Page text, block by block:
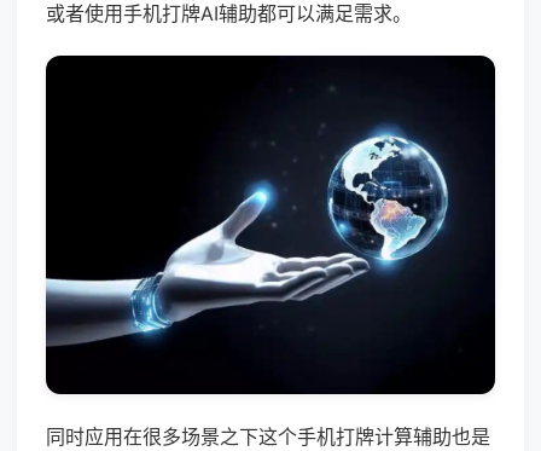
或者使用手机打牌AI辅助都可以满足需求。
同时应用在很多场景之下这个手机打牌计算辅助也是